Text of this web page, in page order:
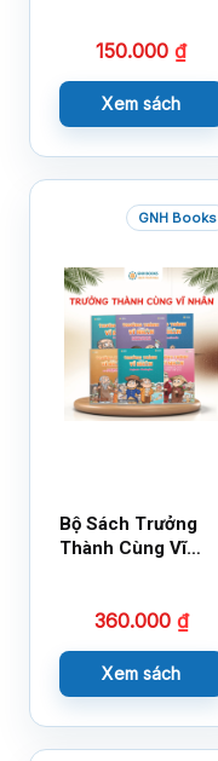
150.000₫
Xem sách
GNH Books
Bộ Sách Trưởng
Thành Cùng Vĩ
360.000 ₫
Xem sách